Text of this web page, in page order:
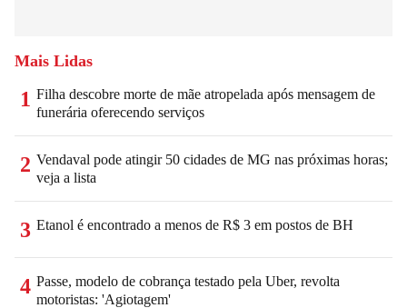
Mais Lidas
1 Filha descobre morte de mãe atropelada após mensagem de
funerária oferecendo serviços
2 Vendaval pode atingir 50 cidades de MG nas próximas horas;
veja a lista
3 Etanol é encontrado a menos de R$ 3 em postos de BH
4 Passe, modelo de cobrança testado pela Uber, revolta
motoristas: 'Agiotagem'